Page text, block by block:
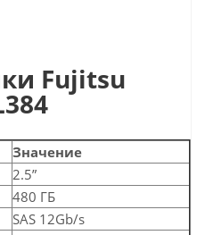
Fujitsu
Значение
2.5”
480 ГБ
SAS 12Gb/s